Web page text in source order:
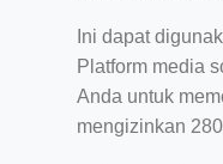
Ini dapat
Platform media
Anda untuk
mengizinkan